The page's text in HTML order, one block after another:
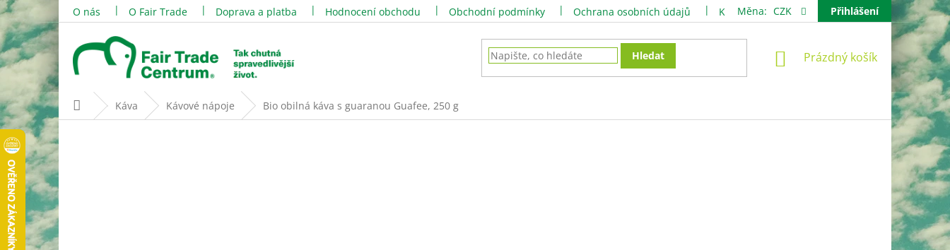
Přejít
na
obsah
O nás O Fair Trade Doprava a platba Hodnocení obchodu Obchodní podmínky Ochrana osobních údajů Kontakty
Měna: CZK Přihlášení
Hledat
NÁKUPNÍ
Prázdný košík
Domů Káva Kávové nápoje Bio obilná káva s guaranou Guafee, 250 g